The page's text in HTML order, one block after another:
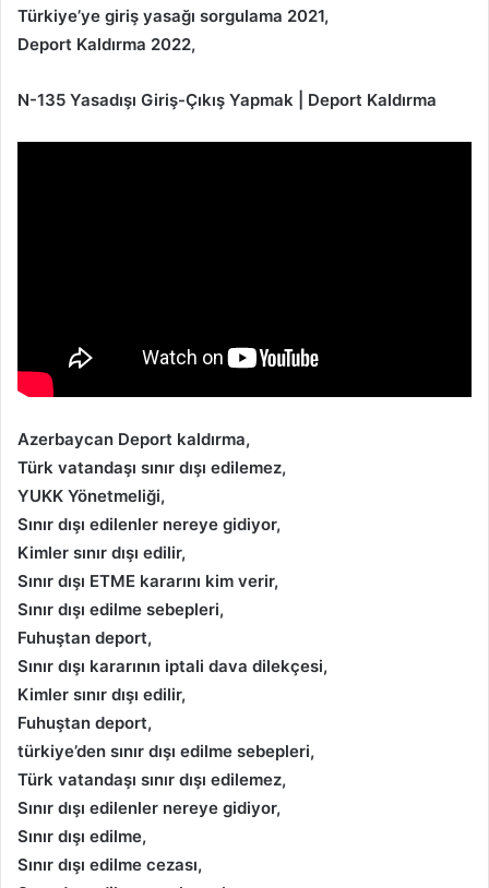
Türkiye’ye giriş yasağı sorgulama 2021,
Deport Kaldırma 2022,
N-135 Yasadışı Giriş-Çıkış Yapmak | Deport Kaldırma
Azerbaycan Deport kaldırma,
Türk vatandaşı sınır dışı edilemez,
YUKK Yönetmeliği,
Sınır dışı edilenler nereye gidiyor,
Kimler sınır dışı edilir,
Sınır dışı ETME kararını kim verir,
Sınır dışı edilme sebepleri,
Fuhuştan deport,
Sınır dışı kararının iptali dava dilekçesi,
Kimler sınır dışı edilir,
Fuhuştan deport,
türkiye’den sınır dışı edilme sebepleri,
Türk vatandaşı sınır dışı edilemez,
Sınır dışı edilenler nereye gidiyor,
Sınır dışı edilme,
Sınır dışı edilme cezası,